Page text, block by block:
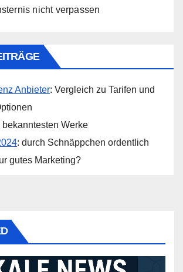
nicht verpassen
Anbieter: Vergleich zu Tarifen und
bekanntesten Werke
: durch Schnäppchen ordentlich
gutes Marketing?